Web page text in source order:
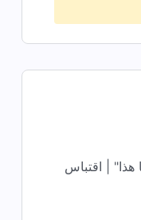
| اقتباس